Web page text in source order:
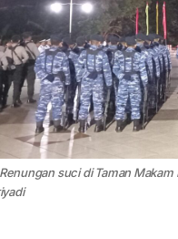
suci di Taman